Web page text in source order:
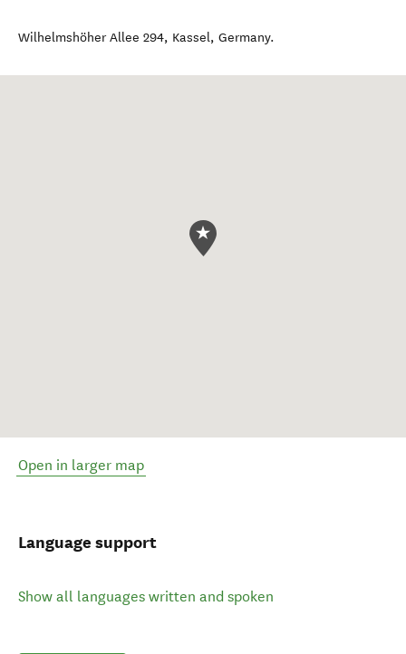
Wilhelmshöher Allee 294, Kassel, Germany.
Open in larger map
Language support
Show all languages written and spoken